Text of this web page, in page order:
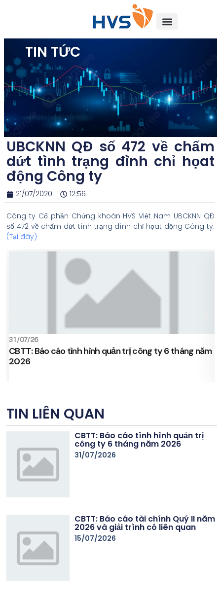
TIN TỨC
UBCKNN QĐ số 472 về chấm
dứt tình trạng đình chỉ họat
động Công ty
21/07/2020 12:56
Công ty Cổ phần Chứng khoán HVS Việt Nam UBCKNN QĐ
số 472 về chấm dứt tình trạng đình chỉ họat động Công ty.
(Tại đây)
31/07/26
CBTT: Báo cáo tình hình quản trị công ty 6 tháng năm
2026
TIN LIÊN QUAN
CBTT: Báo cáo tình hình quản trị
công ty 6 tháng năm 2026
31/07/2026
CBTT: Báo cáo tài chính Quý II năm
2026 và giải trình có liên quan
15/07/2026